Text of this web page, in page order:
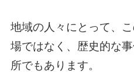
地域の人々にとって、
場ではなく、歴史的な
所でもあります。